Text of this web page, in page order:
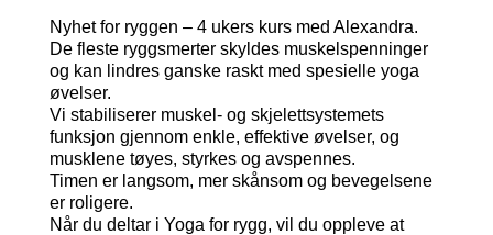
Nyhet for ryggen – 4 ukers kurs med Alexandra.
De fleste ryggsmerter skyldes muskelspenninger
og kan lindres ganske raskt med spesielle yoga
øvelser.
Vi stabiliserer muskel- og skjelettsystemets
funksjon gjennom enkle, effektive øvelser, og
musklene tøyes, styrkes og avspennes.
Timen er langsom, mer skånsom og bevegelsene
er roligere.
Når du deltar i Yoga for rygg, vil du oppleve at